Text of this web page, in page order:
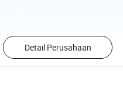
Detail Perusahaan